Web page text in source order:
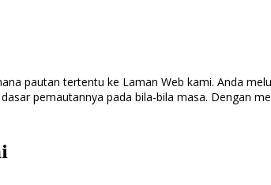
pautan tertentu ke Laman Web kami. Anda
pemautannya pada bila-bila masa. Dengan